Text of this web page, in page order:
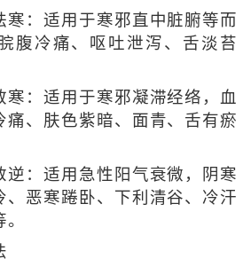
：适用于寒邪直中脏腑等而
腹冷痛、呕吐泄泻、舌淡苔
：适用于寒邪凝滞经络，血
痛、肤色紫暗、面青、舌有瘀
：适用急性阳气衰微，阴寒
、恶寒踡卧、下利清谷、冷汗